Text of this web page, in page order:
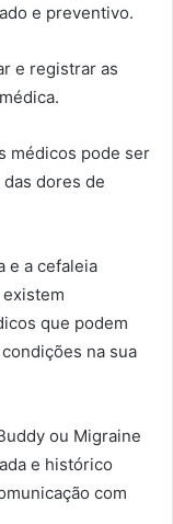
e preventivo.
e registrar as
médicos pode ser
dores de
e a cefaleia
que podem
na sua
ou Migraine
e histórico
com